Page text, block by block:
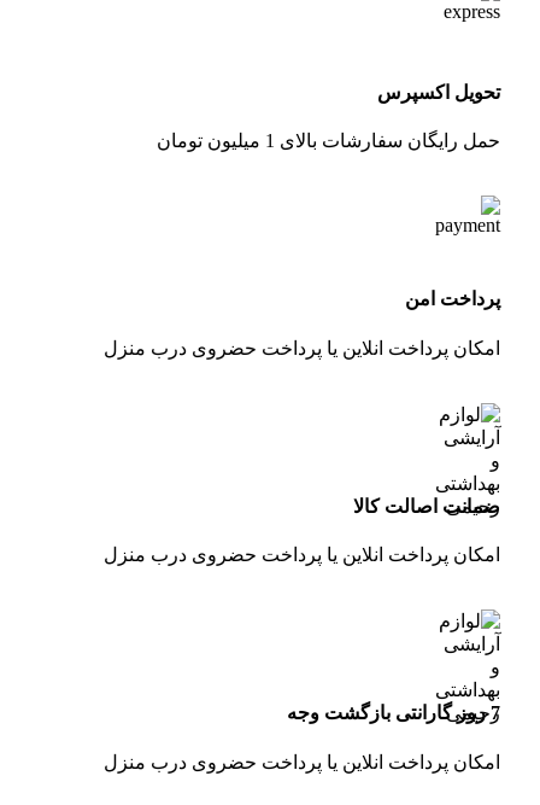
تحویل اکسپرس
حمل رایگان سفارشات بالای 1 میلیون تومان
پرداخت امن
امکان پرداخت انلاین یا پرداخت حضروی درب منزل
ضمانت اصالت کالا
امکان پرداخت انلاین یا پرداخت حضروی درب منزل
7 روز گارانتی بازگشت وجه
امکان پرداخت انلاین یا پرداخت حضروی درب منزل